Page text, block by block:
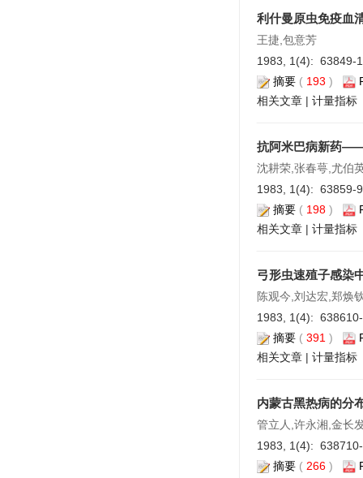
利什曼原虫免疫血
王捷,包意芳
1983, 1(4): 63849-
摘要 ( 193 )
相关文章 | 计量指标
抗阿米巴病新药——
沈耕荣,张春萼,尤伯
1983, 1(4): 63859-
摘要 ( 198 )
相关文章 | 计量指标
弓形虫速殖子感染
陈观今,刘达宏,郑焕
1983, 1(4):
摘要 ( 391 )
相关文章 | 计量指标
内蒙古黑热病的分
管立人,许永湘,金长
1983, 1(4):
摘要 ( 266 )